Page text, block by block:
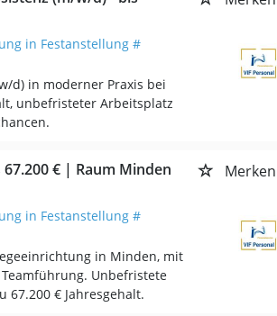
in Festanstellung #
d) in moderner Praxis bei
unbefristeter Arbeitsplatz
€ | Raum Minden Merken
in Festanstellung #
in Minden, mit
Unbefristete
67.200 € Jahresgehalt.